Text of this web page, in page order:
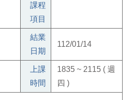
課程
項目
結業
日期
112/01/14
上課
時間
1835 ~ 2115 ( 週
四 )